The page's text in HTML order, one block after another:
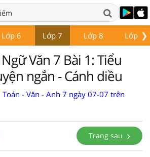
❯
Lớp 6 Lớp 7 Lớp 8 Lớp 9
Văn 7 Bài 1: Tiểu
ngắn - Cánh diều
Toán - Văn - Anh 7 ngày 07-07 trên
Trang sau